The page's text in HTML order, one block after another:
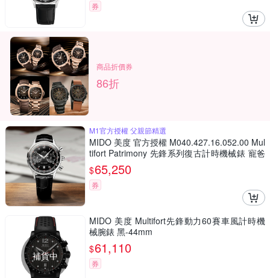
券
商品折價券
86折
M1官方授權 父親節精選
MIDO 美度 官方授權 M040.427.16.052.00 Mul
tifort Patrimony 先鋒系列復古計時機械錶 寵爸
時刻 送禮推薦-42mm M0404271605200
$65,250
券
補貨中
MIDO 美度 Multifort先鋒動力60賽車風計時機
械腕錶 黑-44mm
$61,110
券